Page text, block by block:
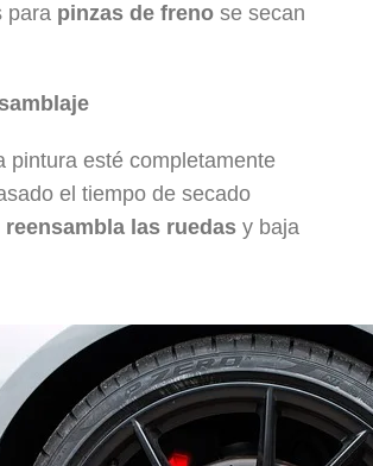
para pinzas de freno se secan
pintura esté completamente
el tiempo de secado
reensambla las ruedas y baja